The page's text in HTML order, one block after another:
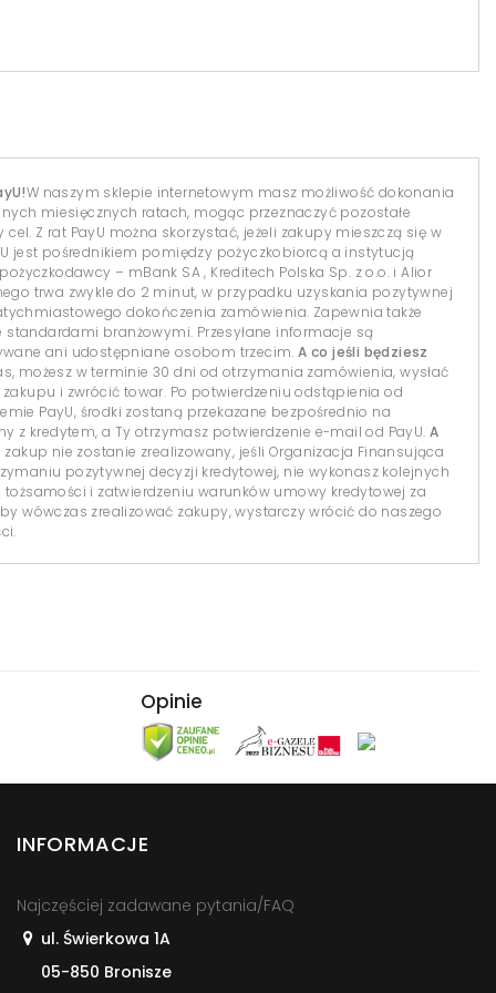
W naszym sklepie internetowym masz możliwość dokonania
miesięcznych ratach, mogąc przeznaczyć pozostałe
Z rat PayU można skorzystać, jeżeli zakupy mieszczą się w
jest pośrednikiem pomiędzy pożyczkobiorcą a instytucją
– mBank SA , Kreditech Polska Sp. z o.o. i Alior
trwa zwykle do 2 minut, w przypadku uzyskania pozytywnej
dokończenia zamówienia. Zapewnia także
branżowymi. Przesyłane informacje są
ani udostępniane osobom trzecim. A co jeśli będziesz
możesz w terminie 30 dni od otrzymania zamówienia, wysłać
i zwrócić towar. Po potwierdzeniu odstąpienia od
PayU, środki zostaną przekazane bezpośrednio na
z kredytem, a Ty otrzymasz potwierdzenie e-mail od PayU. A
nie zostanie zrealizowany, jeśli Organizacja Finansująca
pozytywnej decyzji kredytowej, nie wykonasz kolejnych
i zatwierdzeniu warunków umowy kredytowej za
wówczas zrealizować zakupy, wystarczy wrócić do naszego
Opinie
INFORMACJE
Najczęściej zadawane pytania/FAQ
ul. Świerkowa 1A
05-850 Bronisze